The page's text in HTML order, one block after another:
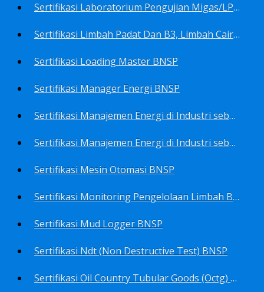
Sertifikasi Laboratorium Pengujian Migas/LPM BNSP
Sertifikasi Limbah Padat Dan B3, Limbah Cair BNSP
Sertifikasi Loading Master BNSP
Sertifikasi Manager Energi BNSP
Sertifikasi Manajemen Energi di Industri sebagai Auditor BNSP
Sertifikasi Manajemen Energi di Industri sebagai Manager Energy BNSP
Sertifikasi Mesin Otomasi BNSP
Sertifikasi Monitoring Pengelolaan Limbah B3 BNSP
Sertifikasi Mud Logger BNSP
Sertifikasi Ndt (Non Destructive Test) BNSP
Sertifikasi Oil Country Tubular Goods (Octg) BNSP